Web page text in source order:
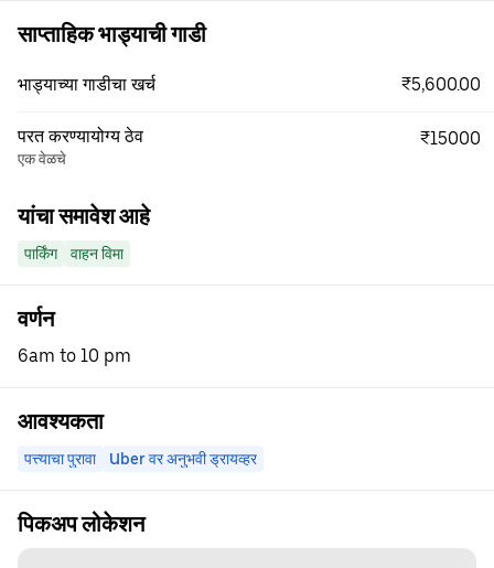
साप्ताहिक भाड्याची गाडी
भाड्याच्या गाडीचा खर्च ₹5,600.00
परत करण्यायोग्य ठेव
एक वेळचे
₹15000
यांचा समावेश आहे
पार्किंग वाहन विमा
वर्णन
6am to 10 pm
आवश्यकता
पत्त्याचा पुरावा Uber वर अनुभवी ड्रायव्हर
पिकअप लोकेशन